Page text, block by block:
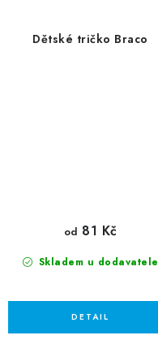
Dětské tričko Braco
Skladem u dodavatele
od 81 Kč